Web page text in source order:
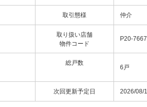
取引態様 仲介
取り扱い店舗
物件コード
P20-
総戸数
6戸
次回更新予定日 2026/08/